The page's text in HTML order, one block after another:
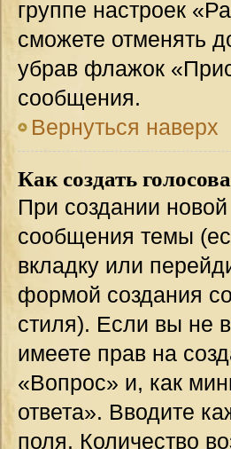
группе настроек
сможете отменять
убрав флажок
сообщения.
Вернуться наверх
Как создать
При создании
сообщения темы
вкладку или
формой создания
стиля). Если вы не
имеете прав на
«Вопрос» и, как
ответа». Вводите
поля. Количество